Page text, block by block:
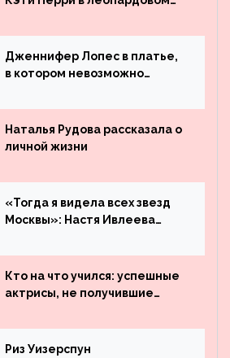
Дженнифер Лопес в платье,
в котором невозможно
Наталья Рудова рассказала о
личной жизни
«Тогда я видела всех звезд
Москвы»: Настя Ивлеева
популярности и выложила
архивные фото
Кто на что учился: успешные
актрисы, не получившие
Риз Уизерспун